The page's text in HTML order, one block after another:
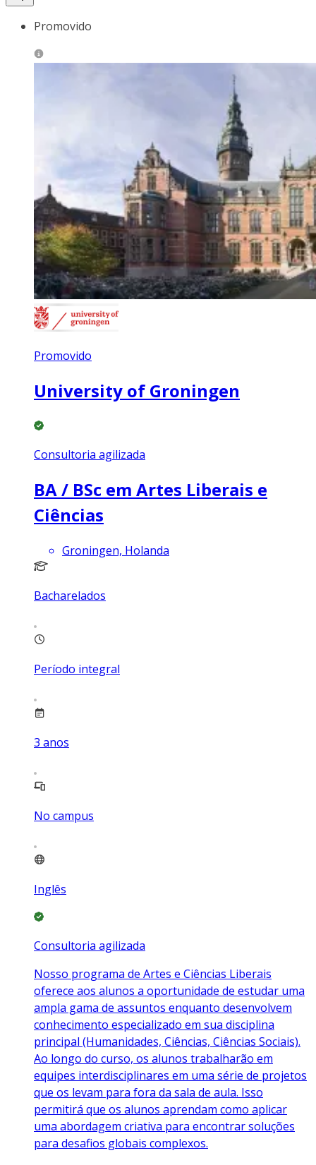
Promovido
Promovido
University of Groningen
Consultoria agilizada
BA / BSc em Artes Liberais e
Ciências
Groningen, Holanda
Bacharelados
Período integral
3 anos
No campus
Inglês
Consultoria agilizada
Nosso programa de Artes e Ciências Liberais
oferece aos alunos a oportunidade de estudar uma
ampla gama de assuntos enquanto desenvolvem
conhecimento especializado em sua disciplina
principal (Humanidades, Ciências, Ciências Sociais).
Ao longo do curso, os alunos trabalharão em
equipes interdisciplinares em uma série de projetos
que os levam para fora da sala de aula. Isso
permitirá que os alunos aprendam como aplicar
uma abordagem criativa para encontrar soluções
para desafios globais complexos.